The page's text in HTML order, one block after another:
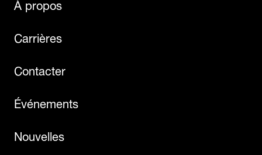
Carrières
Contacter
Événements
Nouvelles